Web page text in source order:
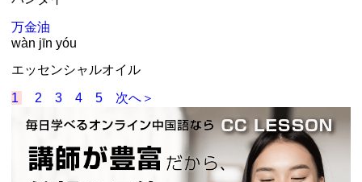
万金油
wàn jīn yóu
エッセンシャルオイル
1 2 3 4 5 次へ＞